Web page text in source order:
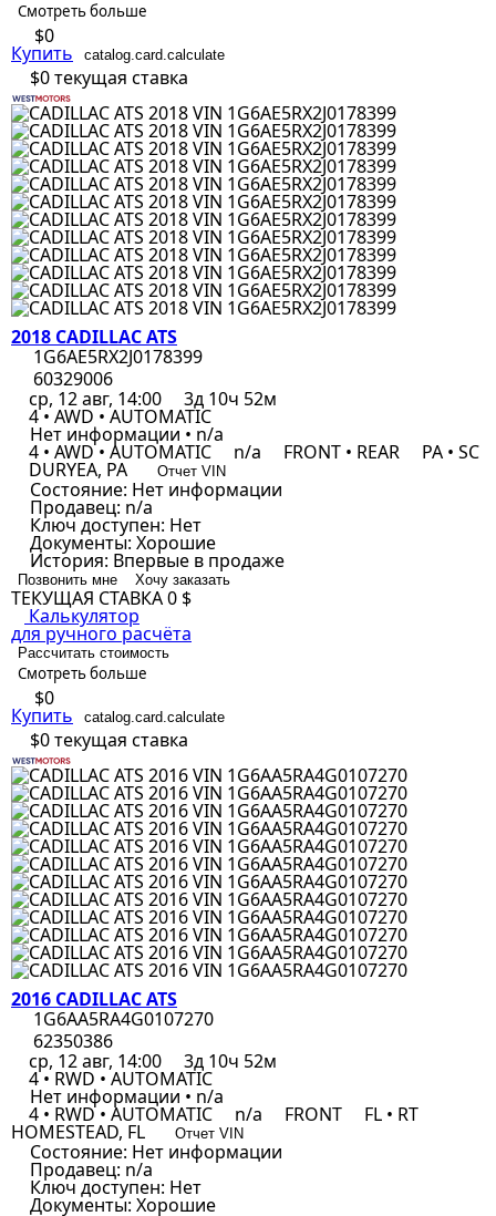
Смотреть больше
$0
Купить catalog.card.calculate
$0текущая ставка
2018 CADILLAC ATS
1G6AE5RX2J0178399
60329006
ср, 12 авг, 14:00
3д 10ч 52м
4 • AWD • AUTOMATIC
Нет информации • n/a
4 • AWD • AUTOMATIC n/a FRONT • REAR PA • SC
DURYEA, PA Отчет VIN
Состояние: Нет информации
Продавец: n/a
Ключ доступен: Нет
Документы: Хорошие
История: Впервые в продаже
Позвонить мне Хочу заказать
ТЕКУЩАЯ СТАВКА0 $
Калькулятор
для ручного расчёта
Рассчитать стоимость
Смотреть больше
$0
Купить catalog.card.calculate
$0текущая ставка
2016 CADILLAC ATS
1G6AA5RA4G0107270
62350386
ср, 12 авг, 14:00
3д 10ч 52м
4 • RWD • AUTOMATIC
Нет информации • n/a
4 • RWD • AUTOMATIC n/a FRONT FL • RT
HOMESTEAD, FL Отчет VIN
Состояние: Нет информации
Продавец: n/a
Ключ доступен: Нет
Документы: Хорошие